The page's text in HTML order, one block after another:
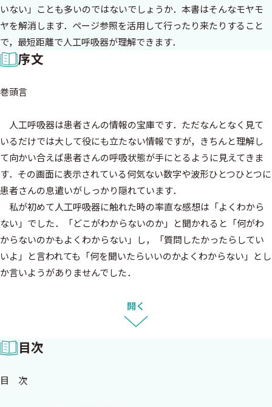
いない」ことも多いのではないでしょうか．本書はそんなモヤモ
ヤを解消します．ページ参照を活用して行ったり来たりすること
で，最短距離で人工呼吸器が理解できます．
序文
巻頭言
人工呼吸器は患者さんの情報の宝庫です．ただなんとなく見て
いるだけでは大して役にも立たない情報ですが，きちんと理解し
て向かい合えば患者さんの呼吸状態が手にとるように見えてきま
す．その画面に表示されている何気ない数字や波形ひとつひとつに
患者さんの息遣いがしっかり隠れています．
私が初めて人工呼吸器に触れた時の率直な感想は「よくわから
ない」でした．「どこがわからないのか」と聞かれると「何がわ
からないのかもよくわからない」し，「質問したかったらしてい
いよ」と言われても「何を聞いたらいいのかよくわからない」とし
か言いようがありませんでした．
ードを知ろうとすると設定項目がわからないと理解できないし，
設定項目を知ろうとするとモードを知らないと何を設定している
のか理解できない…．初心者の大多数が最初につまづく部分ではな
いでしょうか？
で本書はひとつひとつの項目をとても丁寧に解説してみました．ど
開く
目次
目 次